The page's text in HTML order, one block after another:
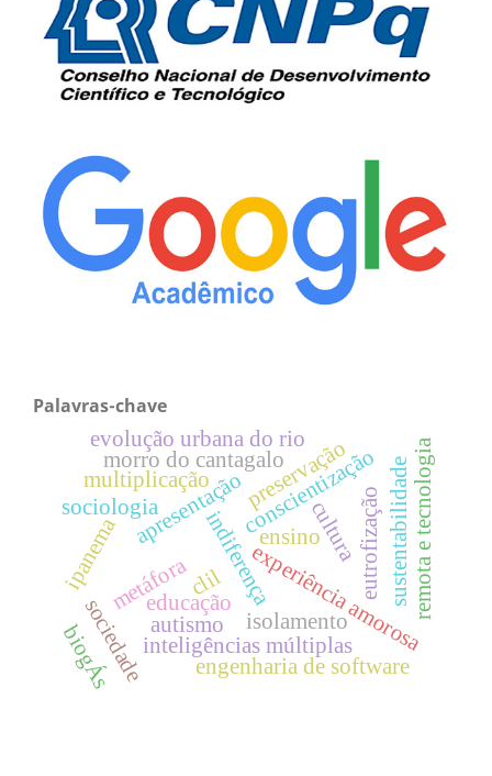
Palavras-chave
experiência amorosa
metáforaindiferença
apresentação
educação
isolamento
remota e tecnologia
conscientizaçãosustentabilidade
eutrofização
preservação
sociologia
sociedade
cultura
clil
inteligências múltiplas
ipanema
morro do cantagalo
evolução urbana do rio
biogÁs engenharia de software
multiplicação
autismo
ensino